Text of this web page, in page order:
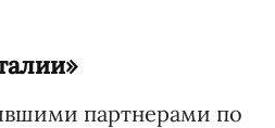
партнерами по